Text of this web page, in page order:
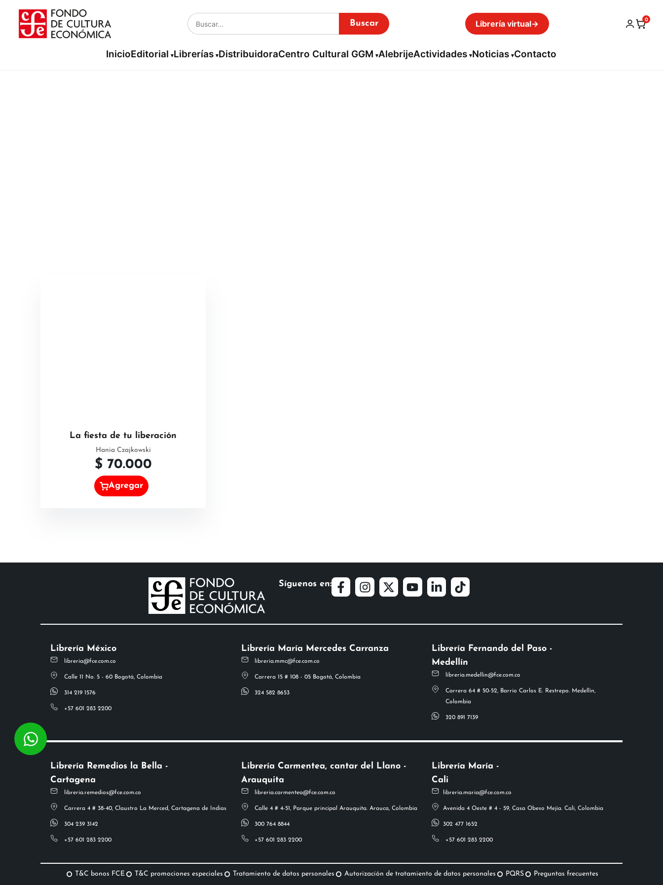
Buscar Librería virtual→ 0
InicioEditorial Librerías DistribuidoraCentro Cultural GGM AlebrijeActividades Noticias Contacto
La fiesta de tu liberación
Hania Czajkowski
$ 70.000
Agregar
Síguenos en:
Librería México
libreria@fce.com.co
Calle 11 No. 5 - 60 Bogotá, Colombia
314 219 1576
+57 601 283 2200
Librería María Mercedes Carranza
libreria.mmc@fce.com.co
Carrera 15 # 108 - 05 Bogotá, Colombia
324 582 8653
Librería Fernando del Paso -
Medellín
libreria.medellin@fce.com.co
Carrera 64 # 50-52, Barrio Carlos E. Restrepo. Medellín,
Colombia
320 891 7139
Librería Remedios la Bella -
Cartagena
libreria.remedios@fce.com.co
Carrera 4 # 38-40, Claustro La Merced, Cartagena de Indias
304 239 3142
+57 601 283 2200
Librería Carmentea, cantar del Llano -
Arauquita
libreria.carmentea@fce.com.co
Calle 4 # 4-51, Parque principal Arauquita. Arauca, Colombia
300 764 8844
+57 601 283 2200
Librería María -
Cali
+57 601 283 2200
T&C bonos FCE T&C promociones especiales Tratamiento de datos personales Autorización de tratamiento de datos personales PQRS Preguntas frecuentes